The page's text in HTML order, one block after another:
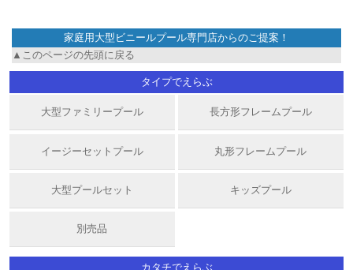
家庭用大型ビニールプール専門店からのご提案！
▲このページの先頭に戻る
タイプでえらぶ
大型ファミリープール 長方形フレームプール
イージーセットプール 丸形フレームプール
大型プールセット キッズプール
別売品
カタチでえらぶ